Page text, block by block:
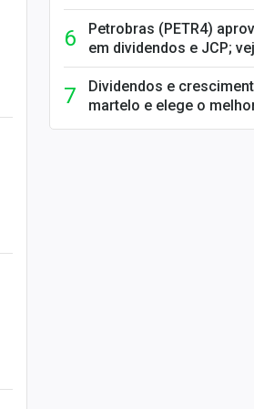
Petrobras (PETR4)
em dividendos e JCP;
Dividendos e
martelo e elege o